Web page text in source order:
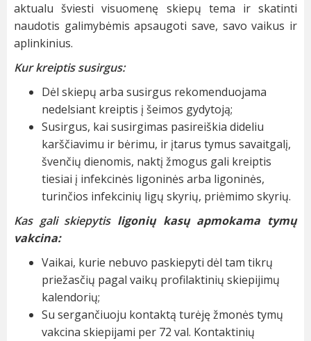
aktualu šviesti visuomenę skiepų tema ir skatinti
naudotis galimybėmis apsaugoti save, savo vaikus ir
aplinkinius.
Kur kreiptis susirgus:
Dėl skiepų arba susirgus rekomenduojama
nedelsiant kreiptis į šeimos gydytoją;
Susirgus, kai susirgimas pasireiškia dideliu
karščiavimu ir bėrimu, ir įtarus tymus savaitgalį,
švenčių dienomis, naktį žmogus gali kreiptis
tiesiai į infekcinės ligoninės arba ligoninės,
turinčios infekcinių ligų skyrių, priėmimo skyrių.
Kas gali skiepytis ligonių kasų apmokama tymų
vakcina:
Vaikai, kurie nebuvo paskiepyti dėl tam tikrų
priežasčių pagal vaikų profilaktinių skiepijimų
kalendorių;
Su sergančiuoju kontaktą turėję žmonės tymų
vakcina skiepijami per 72 val. Kontaktinių